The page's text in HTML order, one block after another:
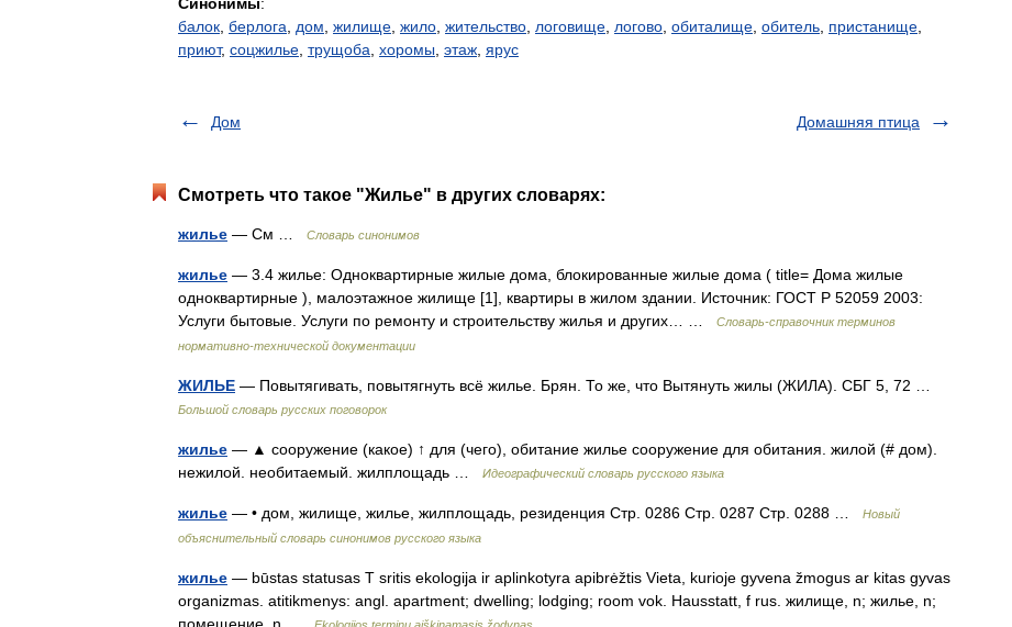
балок берлога дом жилище жило жительство логовище логово обиталище обитель пристанище
приют, соцжилье трущоба хоромы этаж ярус
Дом Домашняя птица
Смотреть что такое "Жилье" в других словарях:
жилье — См … Словарь синонимов
жилье — 3.4 жилье: Одноквартирные жилые дома, блокированные жилые дома ( title= Дома жилые
одноквартирные ), малоэтажное жилище [1], квартиры в жилом здании. Источник: ГОСТ Р 52059 2003:
Услуги бытовые. Услуги по ремонту и строительству жилья и других… …
Словарь-справочник терминов
нормативно-технической документации
ЖИЛЬЕ — Повытягивать, повытягнуть всё жилье. Брян. То же, что Вытянуть жилы (ЖИЛА). СБГ 5, 72 …
Большой словарь русских поговорок
жилье — ▲ сооружение (какое) ↑ для (чего), обитание жилье сооружение для обитания. жилой (# дом).
нежилой. необитаемый. жилплощадь …
Идеографический словарь русского языка
жилье — • дом, жилище, жилье, жилплощадь, резиденция Стр. 0286 Стр. 0287 Стр. 0288 …
Новый
объяснительный словарь синонимов русского языка
жилье — būstas statusas T sritis ekologija ir aplinkotyra apibrėžtis Vieta, kurioje gyvena žmogus ar kitas gyvas
organizmas. atitikmenys: angl. apartment; dwelling; lodging; room vok. Hausstatt, f rus. жилище, n; жилье, n;